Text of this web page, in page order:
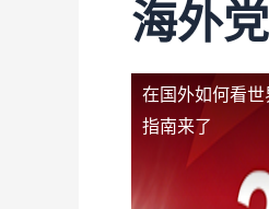
海外
在国外如何看
指南来了